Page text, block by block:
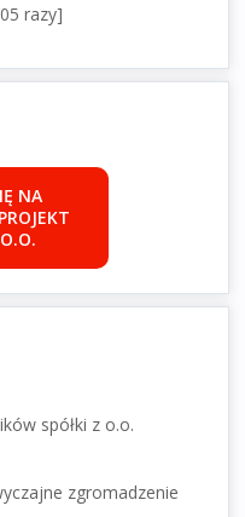
razy]
NA
spółki z o.o.
zgromadzenie